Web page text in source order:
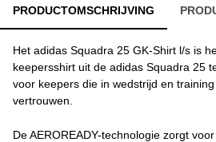
PRODUCTOMSCHRIJVING
Het adidas Squadra 25 GK-Shirt l/s is
keepersshirt uit de adidas Squadra 25
voor keepers die in wedstrijd en
vertrouwen.
De AEROREADY-technologie zorgt